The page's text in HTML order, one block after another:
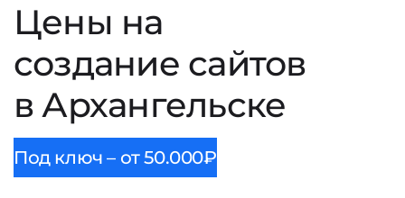
Цены на
создание сайтов
в Архангельске
Под ключ – от 50.000₽